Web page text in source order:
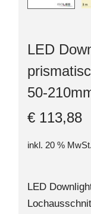
LED
50-
€ 113,88
inkl. 20 % MwSt.
LED